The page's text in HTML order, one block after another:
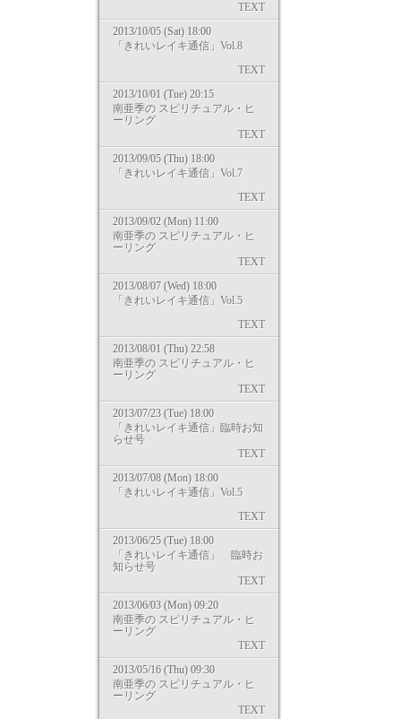
TEXT
2013/10/05 (Sat) 18:00
「きれいレイキ通信」Vol.8
TEXT
2013/10/01 (Tue) 20:15
南亜季の スピリチュアル・ヒ
ーリング
TEXT
2013/09/05 (Thu) 18:00
「きれいレイキ通信」Vol.7
TEXT
2013/09/02 (Mon) 11:00
南亜季の スピリチュアル・ヒ
ーリング
TEXT
2013/08/07 (Wed) 18:00
「きれいレイキ通信」Vol.5
TEXT
2013/08/01 (Thu) 22:58
南亜季の スピリチュアル・ヒ
ーリング
TEXT
2013/07/23 (Tue) 18:00
「きれいレイキ通信」臨時お知
らせ号
TEXT
2013/07/08 (Mon) 18:00
「きれいレイキ通信」Vol.5
TEXT
2013/06/25 (Tue) 18:00
「きれいレイキ通信」 臨時お
知らせ号
TEXT
2013/06/03 (Mon) 09:20
南亜季の スピリチュアル・ヒ
ーリング
TEXT
2013/05/16 (Thu) 09:30
南亜季の スピリチュアル・ヒ
ーリング
TEXT